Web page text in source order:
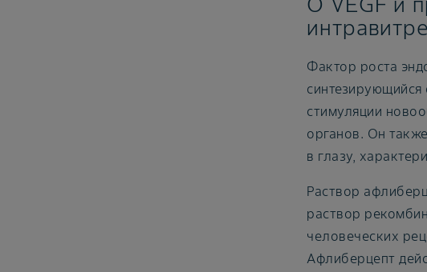
Фактор роста
стимуляции
органов. Он
в глазу,
Раствор
раствор
человеческих
Афлиберцепт